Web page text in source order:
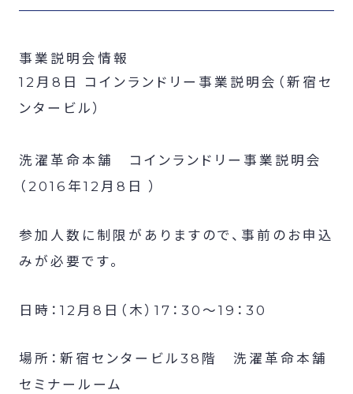
事業説明会情報
12月8日 コインランドリー事業説明会（新宿セ
ンタービル）
洗濯革命本舗 コインランドリー事業説明会
（2016年12月8日 ）
参加人数に制限がありますので、事前のお申込
みが必要です。
日時：12月8日（木）17：30～19：30
場所：新宿センタービル38階 洗濯革命本舗
セミナールーム